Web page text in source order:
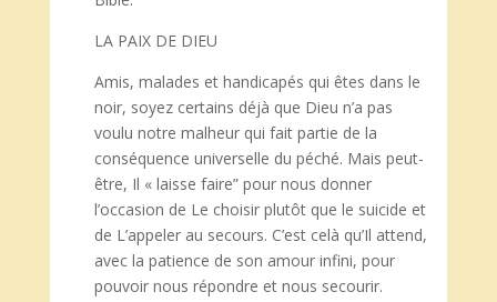
LA PAIX DE DIEU
Amis, malades et handicapés qui êtes dans le
noir, soyez certains déjà que Dieu n’a pas
voulu notre malheur qui fait partie de la
conséquence universelle du péché. Mais peut-
être, Il « laisse faire” pour nous donner
l’occasion de Le choisir plutôt que le suicide et
de L’appeler au secours. C’est celà qu’Il attend,
avec la patience de son amour infini, pour
pouvoir nous répondre et nous secourir.